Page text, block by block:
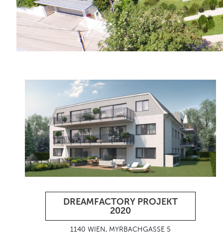
DREAMFACTORY PROJEKT
2020
1140 WIEN, MYRBACHGASSE 5